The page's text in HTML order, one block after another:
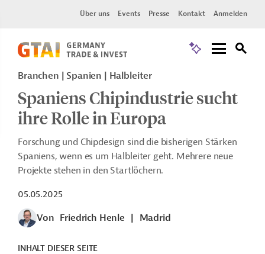
Über uns Events Presse Kontakt Anmelden
Branchen | Spanien | Halbleiter
Spaniens Chipindustrie sucht
ihre Rolle in Europa
Forschung und Chipdesign sind die bisherigen Stärken
Spaniens, wenn es um Halbleiter geht. Mehrere neue
Projekte stehen in den Startlöchern.
05.05.2025
Von Friedrich Henle Madrid
INHALT DIESER SEITE